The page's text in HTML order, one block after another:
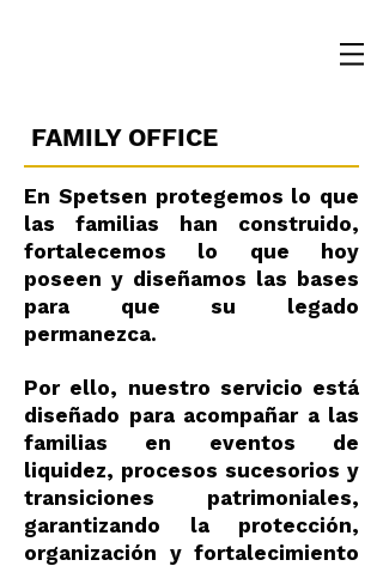
FAMILY OFFICE
En Spetsen protegemos lo que
las familias han construido,
fortalecemos lo que hoy
poseen y diseñamos las bases
para que su legado
permanezca.
Por ello, nuestro servicio está
diseñado para acompañar a las
familias en eventos de
liquidez, procesos sucesorios y
transiciones patrimoniales,
garantizando la protección,
organización y fortalecimiento